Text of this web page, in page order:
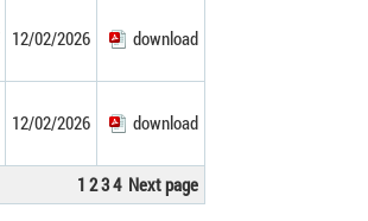
12/02/2026 download
12/02/2026 download
1 234 Next page